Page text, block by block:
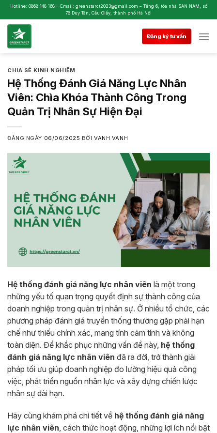
Skip
to
content
Hotline: 0868 148 168 – Email: greenstarct2023@gmail.com – Tầng 6, tòa nhà SAN NAM, số
78 Duy Tân, Cầu Giấy, thành phố Hà Nội
Đăng ký tư vấn
CHIA SẺ KINH NGHIỆM
Hệ Thống Đánh Giá Năng Lực Nhân
Viên: Chìa Khóa Thành Công Trong
Quản Trị Nhân Sự Hiện Đại
ĐĂNG NGÀY 06/06/2025 BỞIVANH VANH
Hệ thống đánh giá năng lực nhân viên là một trong
những yếu tố quan trọng quyết định sự thành công của
doanh nghiệp trong quản trị nhân sự. Ở nhiều tổ chức, các
phương pháp đánh giá truyền thống thường gặp phải hạn
chế như thiếu chính xác, mang tính cảm tính và không
toàn diện. Để khắc phục những vấn đề này, hệ thống
đánh giá năng lực nhân viên đã ra đời, trở thành giải
pháp tối ưu giúp doanh nghiệp đo lường hiệu quả công
việc, phát triển nguồn nhân lực và xây dựng chiến lược
nhân sự dài hạn.
Hãy cùng khám phá chi tiết về hệ thống đánh giá năng
lực nhân viên , cách thức hoạt động, những lợi ích nổi bật